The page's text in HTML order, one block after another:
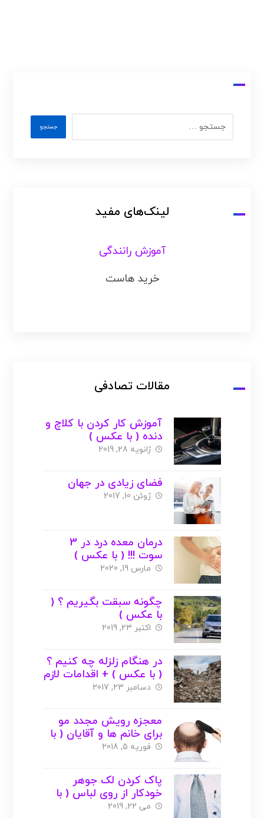
لینک‌های مفید
آموزش رانندگی
خرید هاست
مقالات تصادفی
آموزش کار کردن با کلاچ و
دنده ( با عکس )
ژانویه 28, 2019
فضای زیادی در جهان
ژوئن 10, 2017
درمان معده درد در 3
سوت !!! ( با عکس )
مارس 19, 2020
چگونه سبقت بگیریم ؟ (
با عکس )
اکتبر 23, 2019
در هنگام زلزله چه کنیم ؟
( با عکس ) + اقدامات لازم
دسامبر 23, 2017
معجزه رویش مجدد مو
برای خانم ها و آقایان ( با
عکس )
فوریه 5, 2018
پاک کردن لک جوهر
خودکار از روی لباس ( با
عکس )
می 22, 2019